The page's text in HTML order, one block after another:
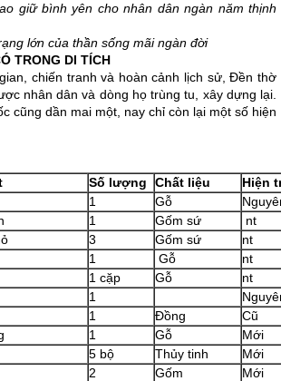
giữ bình yên cho nhân dân ngàn năm thịnh
thần sống mãi ngàn đời
TRONG DI TÍCH
chiến tranh và hoàn cảnh lịch sử, Đền thờ
nhân dân và dòng họ trùng tu, xây dựng lại.
cũng dần mai một, nay chỉ còn lại một số hiện
Số lượng Chất liệu
Hiện
1 Gỗ
1 Gốm sứ
nt
3 Gốm sứ
nt
1 Gỗ
nt
1 cặp Gỗ
nt
1
1 Đồng
Cũ
1 Gỗ
Mới
5 bộ Thủy tinh
Mới
2 Gốm
Mới